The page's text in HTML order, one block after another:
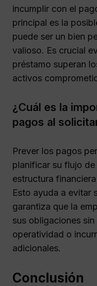
incumplir con el
principal es la
puede ser un bien
valioso. Es crucial
préstamo superan
activos
¿Cuál es la
pagos al
Prever los pagos
planificar su flujo
estructura financiera
Esto ayuda a evitar
garantiza que la
sus obligaciones
operatividad o
adicionales.
Conclusión